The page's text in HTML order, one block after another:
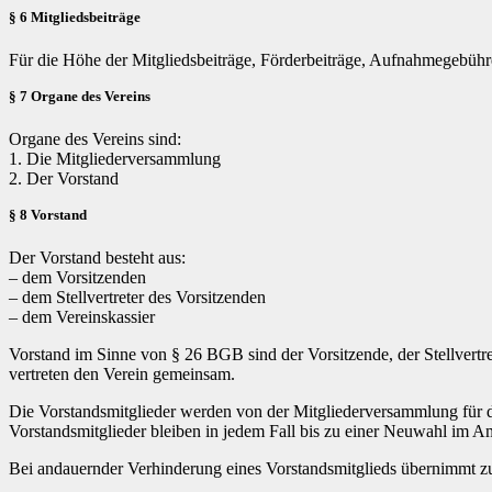
§ 6 Mitgliedsbeiträge
Für die Höhe der Mitgliedsbeiträge, Förderbeiträge,
§ 7 Organe des Vereins
Organe des Vereins sind:
1. Die Mitgliederversammlung
2. Der Vorstand
§ 8 Vorstand
Der Vorstand besteht aus:
– dem Vorsitzenden
– dem Stellvertreter des Vorsitzenden
– dem Vereinskassier
Vorstand im Sinne von § 26 BGB sind der Vorsitzende, der
vertreten den Verein gemeinsam.
Die Vorstandsmitglieder werden von der Mitgliederversammlung für
Vorstandsmitglieder bleiben in jedem Fall bis zu einer Neuwahl im
Bei andauernder Verhinderung eines Vorstandsmitglieds übernimmt